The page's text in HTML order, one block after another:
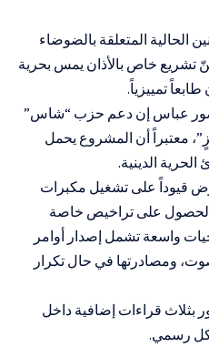
الحالية المتعلقة بالضوضاء
تشريع خاص بالأذان يمس بحرية
طابعاً تمييزياً.
عباس إن دعم حزب “شاس”
معتبراً أن المشروع يحمل
الدينية.
قيوداً على تشغيل مكبرات
على تراخيص خاصة
واسعة تشمل إصدار أوامر
ومصادرتها في حال تكرار
بثلاث قراءات إضافية داخل
رسمي.